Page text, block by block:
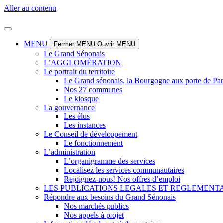
Panneau de gestion des cookies
Aller au contenu
MENU Fermer MENU Ouvrir MENU
Le Grand Sénonais
L’AGGLOMÉRATION
Le portrait du territoire
Le Grand sénonais, la Bourgogne aux porte de
Nos 27 communes
Le kiosque
La gouvernance
Les élus
Les instances
Le Conseil de développement
Le fonctionnement
L’administration
L’organigramme des services
Localisez les services communautaires
Rejoignez-nous! Nos offres d’emploi
LES PUBLICATIONS LEGALES ET
Répondre aux besoins du Grand Sénonais
Nos marchés publics
Nos appels à projet